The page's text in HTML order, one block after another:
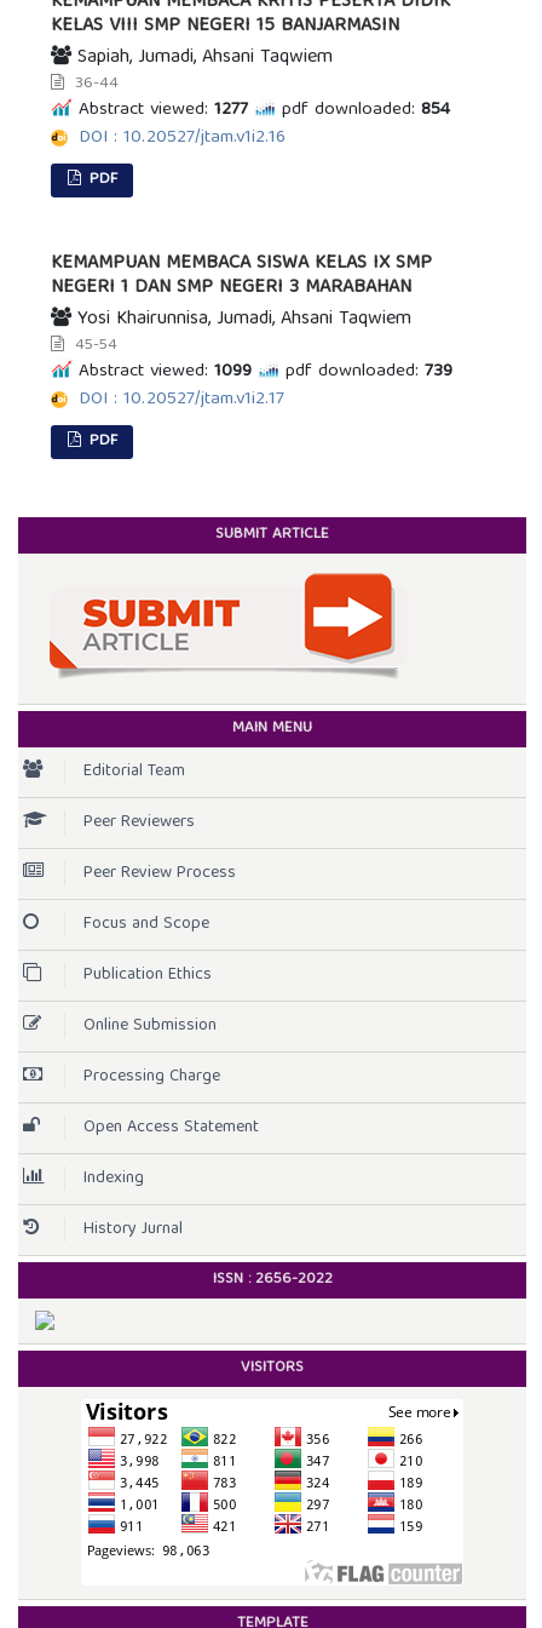
KELAS VIII SMP NEGERI 15 BANJARMASIN
Sapiah, Jumadi, Ahsani Taqwiem
36-44
Abstract viewed: 1277 pdf downloaded: 854
DOI : 10.20527/jtam.v1i2.16
PDF
KEMAMPUAN MEMBACA SISWA KELAS IX SMP
NEGERI 1 DAN SMP NEGERI 3 MARABAHAN
Yosi Khairunnisa, Jumadi, Ahsani Taqwiem
45-54
Abstract viewed: 1099 pdf downloaded: 739
DOI : 10.20527/jtam.v1i2.17
PDF
SUBMIT ARTICLE
MAIN MENU
Editorial Team
Peer Reviewers
Peer Review Process
Focus and Scope
Publication Ethics
Online Submission
Processing Charge
Open Access Statement
Indexing
History Jurnal
ISSN :2656-2022
VISITORS